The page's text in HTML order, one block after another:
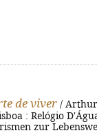
de viver / Arthur
: Relógio
zur